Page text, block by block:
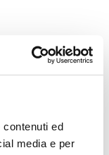
ed
media e per
che si fonda sulla
Europe, B-